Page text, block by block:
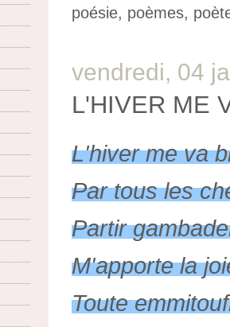
poésie, poèmes,
vendredi, 04
L'HIVER ME
L'hiver me va
Par tous les
Partir
M'apporte la
Toute